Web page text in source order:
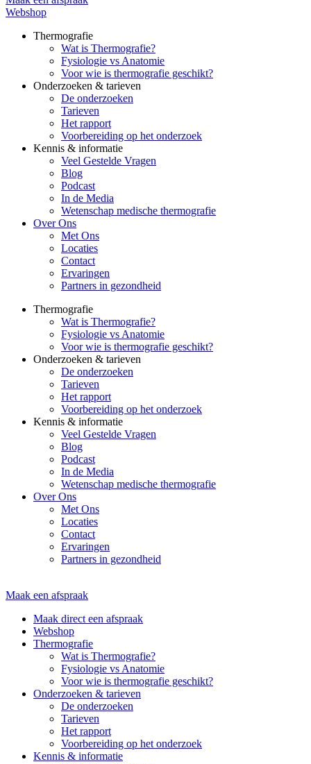
Webshop
Thermografie
Wat is Thermografie?
Fysiologie vs Anatomie
Voor wie is thermografie geschikt?
Onderzoeken & tarieven
De onderzoeken
Tarieven
Het rapport
Voorbereiding op het onderzoek
Kennis & informatie
Veel Gestelde Vragen
Blog
Podcast
In de Media
Wetenschap medische thermografie
Over Ons
Met Ons
Locaties
Contact
Ervaringen
Partners in gezondheid
Thermografie
Wat is Thermografie?
Fysiologie vs Anatomie
Voor wie is thermografie geschikt?
Onderzoeken & tarieven
De onderzoeken
Tarieven
Het rapport
Voorbereiding op het onderzoek
Kennis & informatie
Veel Gestelde Vragen
Blog
Podcast
In de Media
Wetenschap medische thermografie
Over Ons
Met Ons
Locaties
Contact
Ervaringen
Partners in gezondheid
Maak een afspraak
Maak direct een afspraak
Webshop
Thermografie
Wat is Thermografie?
Fysiologie vs Anatomie
Voor wie is thermografie geschikt?
Onderzoeken & tarieven
De onderzoeken
Tarieven
Het rapport
Voorbereiding op het onderzoek
Kennis & informatie